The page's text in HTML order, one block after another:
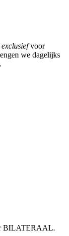
exclusiefvoor
we dagelijks
BILATERAAL.